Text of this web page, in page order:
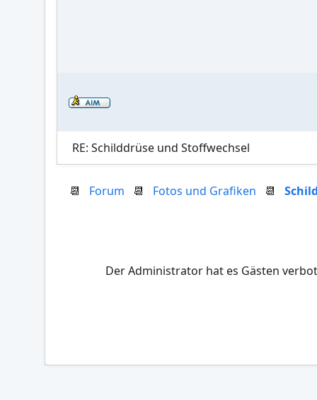
RE: Schilddrüse und Stoffwechsel
📆 Forum 📆 Fotos und Grafiken 📆
Der Administrator hat es Gästen